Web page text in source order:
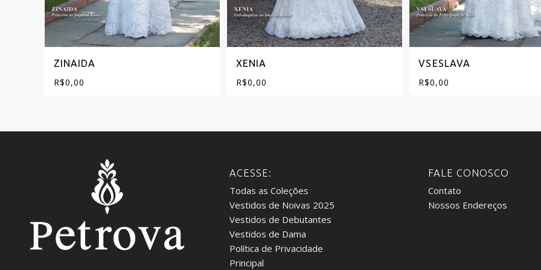
ZINAIDA
R$0,00
XENIA
R$0,00
VSESLAVA
R$0,00
ACESSE:
Todas as Coleções
Vestidos de Noivas 2025
Vestidos de Debutantes
Vestidos de Dama
Política de Privacidade
Principal
FALE CONOSCO
Contato
Nossos Endereços